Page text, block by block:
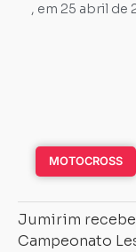
, em 25 abril de
MOTOCROSS
Jumirim recebe
Campeonato